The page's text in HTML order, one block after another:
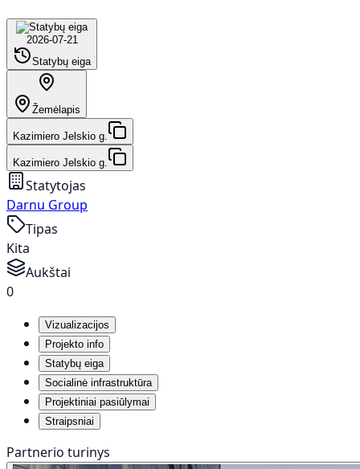
2026-07-21
Statybų eiga
Žemėlapis
Kazimiero Jelskio g.
Kazimiero Jelskio g.
Statytojas
Darnu Group
Tipas
Kita
Aukštai
0
Vizualizacijos
Projekto info
Statybų eiga
Socialinė infrastruktūra
Projektiniai pasiūlymai
Straipsniai
Partnerio turinys